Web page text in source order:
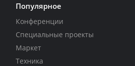
Популярное
Конференции
Специальные проекты
Маркет
Техника